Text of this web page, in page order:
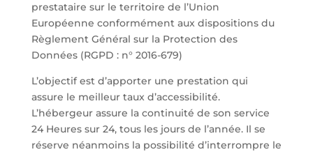
prestataire sur le territoire de l’Union
Européenne conformément aux dispositions du
Règlement Général sur la Protection des
Données (RGPD : n° 2016-679)
L’objectif est d’apporter une prestation qui
assure le meilleur taux d’accessibilité.
L’hébergeur assure la continuité de son service
24 Heures sur 24, tous les jours de l’année. Il se
réserve néanmoins la possibilité d’interrompre le